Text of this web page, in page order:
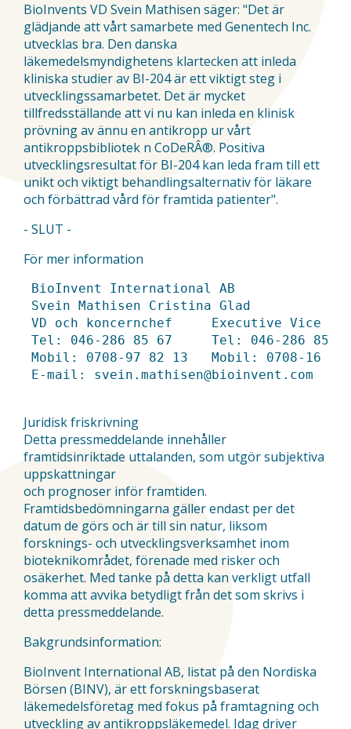
BioInvents VD Svein Mathisen säger: "Det är
glädjande att vårt samarbete med Genentech Inc.
utvecklas bra. Den danska
läkemedelsmyndighetens klartecken att inleda
kliniska studier av BI-204 är ett viktigt steg i
utvecklingssamarbetet. Det är mycket
tillfredsställande att vi nu kan inleda en klinisk
prövning av ännu en antikropp ur vårt
antikroppsbibliotek n CoDeRÂ®. Positiva
utvecklingsresultat för BI-204 kan leda fram till ett
unikt och viktigt behandlingsalternativ för läkare
och förbättrad vård för framtida patienter".
- SLUT -
För mer information
BioInvent International AB
Svein Mathisen	Cristina Glad
VD och koncernchef	Executive Vice President
Tel: 046-286 85 67	Tel: 046-286 85
Mobil: 0708- 97 82 13	Mobil: 0708- 16 85
E-mail: svein.mathisen@bioinvent.com
Juridisk friskrivning
Detta pressmeddelande innehåller
framtidsinriktade uttalanden, som utgör subjektiva
uppskattningar
och prognoser inför framtiden.
Framtidsbedömningarna gäller endast per det
datum de görs och är till sin natur, liksom
forsknings- och utvecklingsverksamhet inom
bioteknikområdet, förenade med risker och
osäkerhet. Med tanke på detta kan verkligt utfall
komma att avvika betydligt från det som skrivs i
detta pressmeddelande.
Bakgrundsinformation:
BioInvent International AB, listat på den Nordiska
Börsen (BINV), är ett forskningsbaserat
läkemedelsföretag med fokus på framtagning och
utveckling av antikroppsläkemedel. Idag driver